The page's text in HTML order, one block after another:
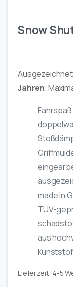
Snow
Jahren.
made in
TÜV-
aus
Lieferzeit: 4-5